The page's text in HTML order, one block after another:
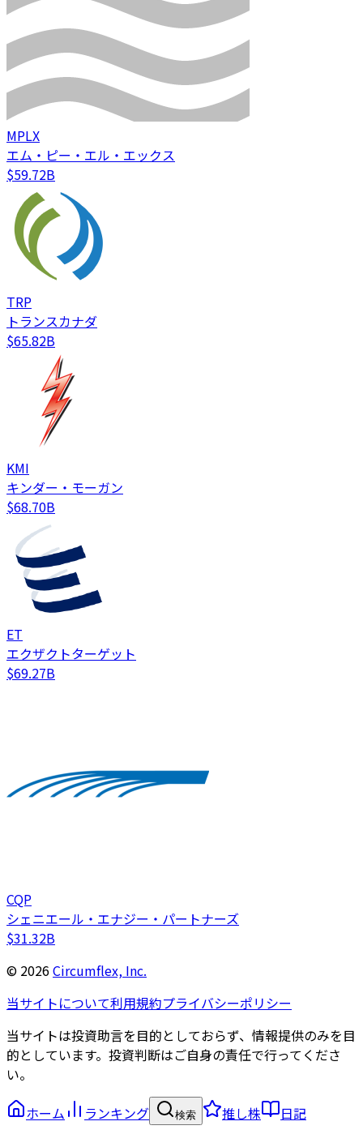
MPLX
エム・ピー・エル・エックス
$59.72B
TRP
トランスカナダ
$65.82B
KMI
キンダー・モーガン
$68.70B
ET
エクザクトターゲット
$69.27B
CQP
シェニエール・エナジー・パートナーズ
$31.32B
© 2026Circumflex, Inc.
当サイトについて利用規約プライバシーポリシー
当サイトは投資助言を目的としておらず、情報提供のみを目
的としています。投資判断はご自身の責任で行ってくださ
い。
ホーム
ランキング 検索 推し株 日記